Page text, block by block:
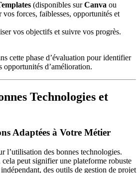
(disponibles surCanva ou
vos forces, faiblesses, opportunités et
vos objectifs et suivre vos progrès.
cette phase d’évaluation pour identifier
opportunités d’amélioration.
Technologies et
Adaptées à Votre Métier
l’utilisation des bonnes technologies.
peut signifier une plateforme robuste
des outils de gestion de projet